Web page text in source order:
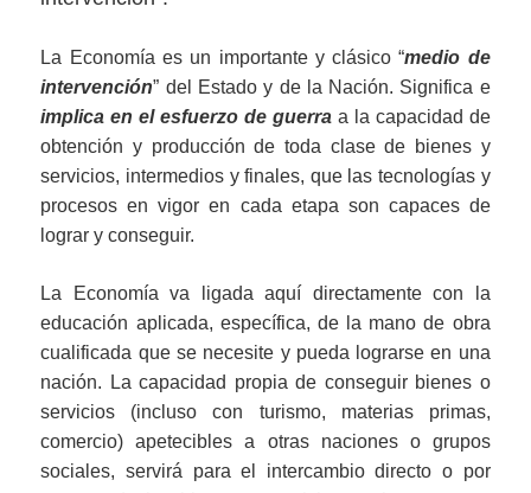
La Economía es un importante y clásico “medio de
intervención” del Estado y de la Nación. Significa e
implica en el esfuerzo de guerraa la capacidad de
obtención y producción de toda clase de bienes y
servicios, intermedios y finales, que las tecnologías y
procesos en vigor en cada etapa son capaces de
lograr y conseguir.
La Economía va ligada aquí directamente con la
educación aplicada, específica, de la mano de obra
cualificada que se necesite y pueda lograrse en una
nación. La capacidad propia de conseguir bienes o
servicios (incluso con turismo, materias primas,
comercio) apetecibles a otras naciones o grupos
sociales, servirá para el intercambio directo o por